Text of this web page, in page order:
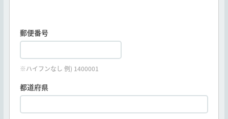
郵便番号
※ハイフンなし 例) 1400001
都道府県